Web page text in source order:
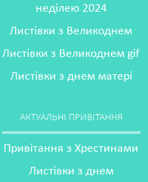
неділею 2024
Листівки з Великоднем
Листівки з Великоднем gif
Листівки з днем матері
АКТУАЛЬНІ ПРИВІТАННЯ
Привітання з Хрестинами
Листівки з днем